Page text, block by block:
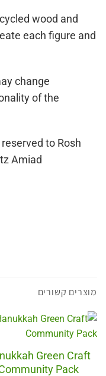
wood and
each figure and
change
of the
to Rosh
Amiad
מוצרים קשורים
Green Craft
Pack